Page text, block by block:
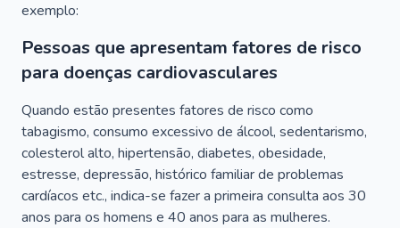
exemplo:
Pessoas que apresentam fatores de risco
para doenças cardiovasculares
Quando estão presentes fatores de risco como
tabagismo, consumo excessivo de álcool, sedentarismo,
colesterol alto, hipertensão, diabetes, obesidade,
estresse, depressão, histórico familiar de problemas
cardíacos etc., indica-se fazer a primeira consulta aos 30
anos para os homens e 40 anos para as mulheres.